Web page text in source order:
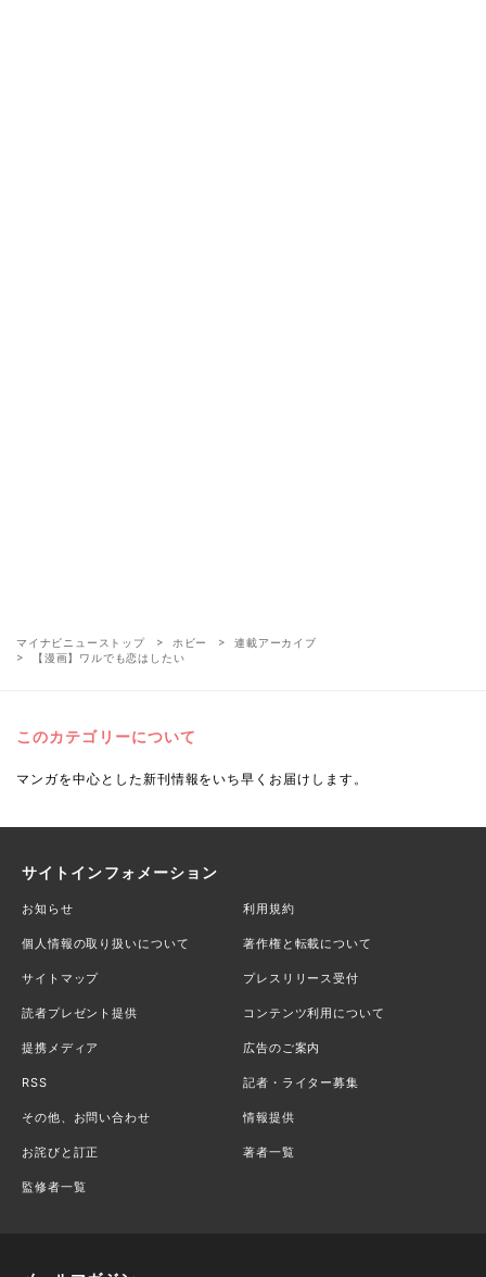
マイナビニューストップ ホビー
連載アーカイブ
【漫画】ワルでも恋はしたい
このカテゴリーについて
マンガを中心とした新刊情報をいち早くお届けします。
サイトインフォメーション
お知らせ 利用規約
個人情報の取り扱いについて 著作権と転載について
サイトマップ プレスリリース受付
読者プレゼント提供 コンテンツ利用について
提携メディア 広告のご案内
RSS 記者・ライター募集
その他、お問い合わせ 情報提供
お詫びと訂正 著者一覧
監修者一覧